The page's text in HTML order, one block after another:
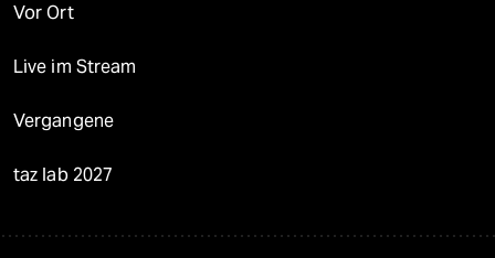
Vor Ort
Live im Stream
Vergangene
taz lab 2027